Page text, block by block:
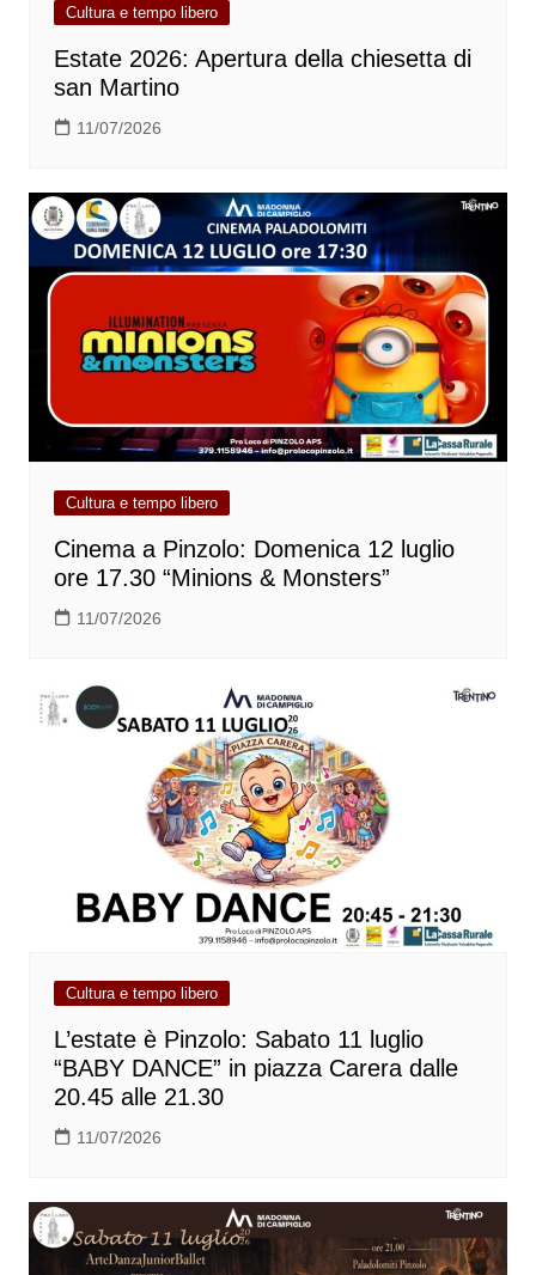
Cultura e tempo libero
Estate 2026: Apertura della chiesetta di
san Martino
11/07/2026
Cultura e tempo libero
Cinema a Pinzolo: Domenica 12 luglio
ore 17.30 “Minions & Monsters”
11/07/2026
Cultura e tempo libero
L’estate è Pinzolo: Sabato 11 luglio
“BABY DANCE” in piazza Carera dalle
20.45 alle 21.30
11/07/2026